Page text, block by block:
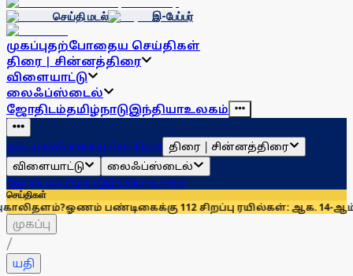
செய்தி மடல் இ-பேப்பர்
முகப்புதற்போதைய செய்திகள்
திரை | சின்னத்திரை
விளையாட்டு
லைஃப்ஸ்டைல்
ஜோதிடம்தமிழ்நாடுஇந்தியாஉலகம்
முகப்புதற்போதைய செய்திகள் திரை | சின்னத்திரை
விளையாட்டு
லைஃப்ஸ்டைல்
ஜோதிடம்தமிழ்நாடுஇந்தியாஉலகம்
செய்திகள்
பண்டிகைக்கு 112 சிறப்பு ரயில்கள்: ஆக. 14-ஆம் தேதிமுதல்
முகப்பு
/
யதி